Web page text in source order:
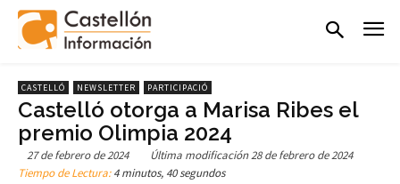
CASTELLÓ NEWSLETTER PARTICIPACIÓ
Castelló otorga a Marisa Ribes el
premio Olimpia 2024
27 de febrero de 2024 Última modificación28 de febrero de 2024
Tiempo de Lectura:4 minutos, 40 segundos